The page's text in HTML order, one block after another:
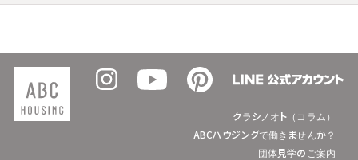
クラシノオト（コラム）
ABCハウジングで働きませんか？
団体見学のご案内